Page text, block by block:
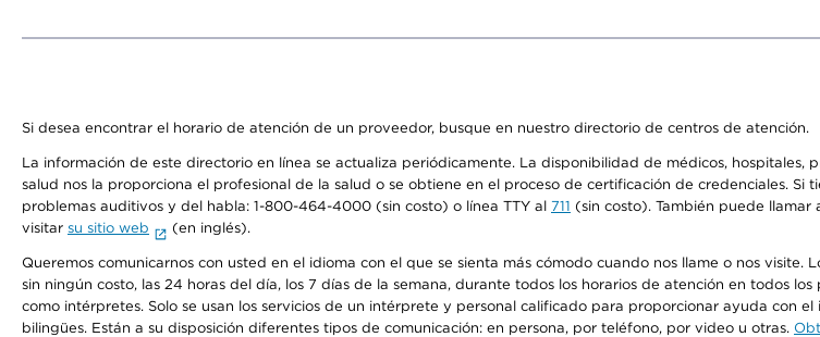
Si desea encontrar el horario de atención de un proveedor, busque en nuestro directorio de centros de atención.
La información de este directorio en línea se actualiza periódicamente. La disponibilidad de médicos,
salud nos la proporciona el profesional de la salud o se obtiene en el proceso de certificación de credenciales.
problemas auditivos y del habla: 1-800-464-4000 (sin costo) o línea TTY al 711 (sin costo). También puede
visitar su sitio web (en inglés).
Queremos comunicarnos con usted en el idioma con el que se sienta más cómodo cuando nos llame o nos
sin ningún costo, las 24 horas del día, los 7 días de la semana, durante todos los horarios de atención en todos
como intérpretes. Solo se usan los servicios de un intérprete y personal calificado para proporcionar ayuda con
bilingües. Están a su disposición diferentes tipos de comunicación: en persona, por teléfono, por video u otras.